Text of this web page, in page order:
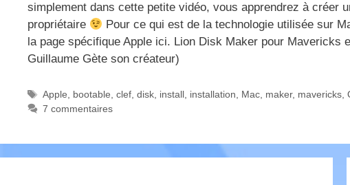
simplement dans cette petite vidéo, vous apprendrez à créer
propriétaire
Pour ce qui est de la technologie utilisée sur
la page spécifique Apple ici. Lion Disk Maker pour
Guillaume Gète son créateur)
Étiquettes
Apple, bootable, clef, disk, install, installation, Mac, maker, mavericks,
7 commentaires